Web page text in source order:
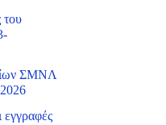
του
ΣΜΝΛ
εγγραφές